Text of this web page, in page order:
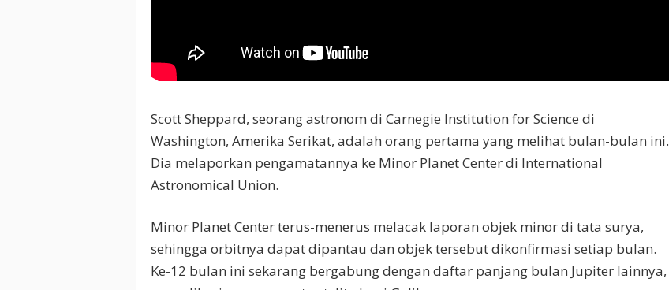
Scott Sheppard, seorang astronom di Carnegie Institution for Science di
Washington, Amerika Serikat, adalah orang pertama yang melihat bulan-bulan ini.
Dia melaporkan pengamatannya ke Minor Planet Center di International
Astronomical Union.
Minor Planet Center terus-menerus melacak laporan objek minor di tata surya,
sehingga orbitnya dapat dipantau dan objek tersebut dikonfirmasi setiap bulan.
Ke-12 bulan ini sekarang bergabung dengan daftar panjang bulan Jupiter lainnya,